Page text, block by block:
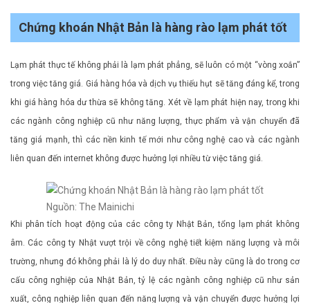
Chứng khoán Nhật Bản là hàng rào lạm phát tốt
Lạm phát thực tế không phải là lạm phát phẳng, sẽ luôn có một “vòng xoắn”
trong việc tăng giá. Giá hàng hóa và dịch vụ thiếu hụt sẽ tăng đáng kể, trong
khi giá hàng hóa dư thừa sẽ không tăng. Xét về lạm phát hiện nay, trong khi
các ngành công nghiệp cũ như năng lượng, thực phẩm và vận chuyển đã
tăng giá mạnh, thì các nền kinh tế mới như công nghệ cao và các ngành
liên quan đến internet không được hưởng lợi nhiều từ việc tăng giá.
Nguồn: The Mainichi
Khi phân tích hoạt động của các công ty Nhật Bản, tổng lạm phát không
âm. Các công ty Nhật vượt trội về công nghệ tiết kiệm năng lượng và môi
trường, nhưng đó không phải là lý do duy nhất. Điều này cũng là do trong cơ
cấu công nghiệp của Nhật Bản, tỷ lệ các ngành công nghiệp cũ như sản
xuất, công nghiệp liên quan đến năng lượng và vận chuyển được hưởng lợi